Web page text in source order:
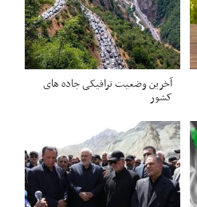
آخرین وضعیت ترافیکی جاده های
کشور